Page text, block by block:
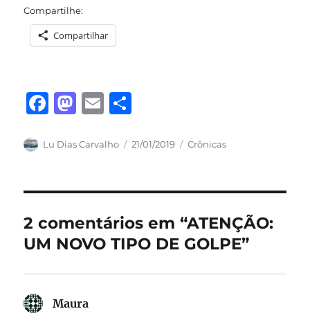
Compartilhe:
Compartilhar
F
c
b
o
o
k
M
st
d
o
n
E
ai a
Autor
Lu Dias Carvalho
Publicado
21/01/2019 Categorias
Crônicas
2 comentários em “ATENÇÃO:
UM NOVO TIPO DE GOLPE”
Maura